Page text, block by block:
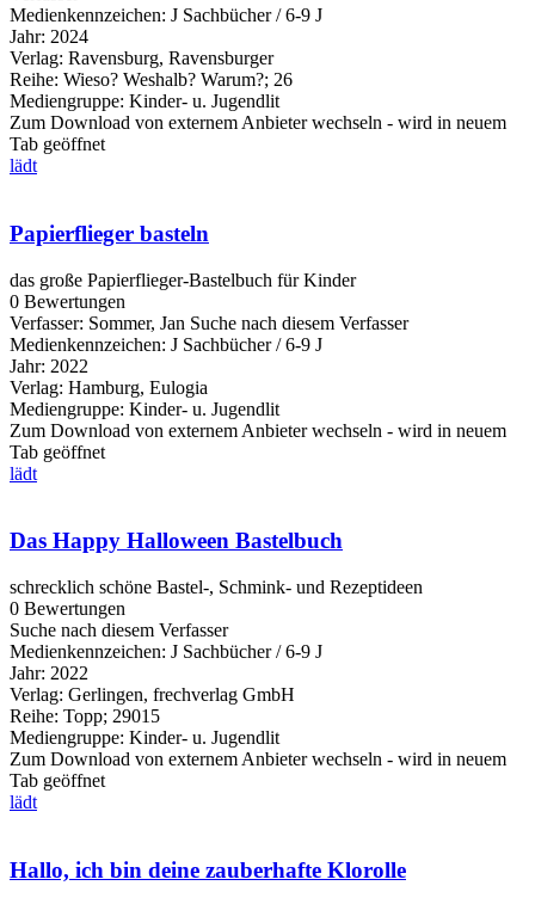
Medienkennzeichen: J Sachbücher / 6-9 J
Jahr: 2024
Verlag: Ravensburg, Ravensburger
Reihe: Wieso? Weshalb? Warum?; 26
Mediengruppe: Kinder- u. Jugendlit
Zum Download von externem Anbieter wechseln - wird in neuem
Tab geöffnet
lädt
Papierflieger basteln
das große Papierflieger-Bastelbuch für Kinder
0 Bewertungen
Verfasser: Sommer, Jan Suche nach diesem Verfasser
Medienkennzeichen: J Sachbücher / 6-9 J
Jahr: 2022
Verlag: Hamburg, Eulogia
Mediengruppe: Kinder- u. Jugendlit
Zum Download von externem Anbieter wechseln - wird in neuem
Tab geöffnet
lädt
Das Happy Halloween Bastelbuch
schrecklich schöne Bastel-, Schmink- und Rezeptideen
0 Bewertungen
Suche nach diesem Verfasser
Medienkennzeichen: J Sachbücher / 6-9 J
Jahr: 2022
Verlag: Gerlingen, frechverlag GmbH
Reihe: Topp; 29015
Mediengruppe: Kinder- u. Jugendlit
Zum Download von externem Anbieter wechseln - wird in neuem
Tab geöffnet
lädt
Hallo, ich bin deine zauberhafte Klorolle